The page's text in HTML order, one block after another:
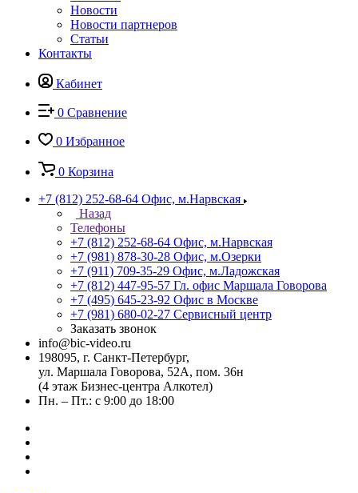
Новости
Новости партнеров
Статьи
Контакты
Кабинет
0 Сравнение
0 Избранное
0 Корзина
+7 (812) 252-68-64 Офис, м.Нарвская
Назад
Телефоны
+7 (812) 252-68-64 Офис, м.Нарвская
+7 (981) 878-30-28 Офис, м.Озерки
+7 (911) 709-35-29 Офис, м.Ладожская
+7 (812) 447-95-57 Гл. офис Маршала Говорова
+7 (495) 645-23-92 Офис в Москве
+7 (981) 680-02-27 Сервисный центр
Заказать звонок
info@bic-video.ru
198095, г. Санкт-Петербург,
ул. Маршала Говорова, 52А, пом. 36н
(4 этаж Бизнес-центра Алкотел)
Пн. – Пт.: с 9:00 до 18:00